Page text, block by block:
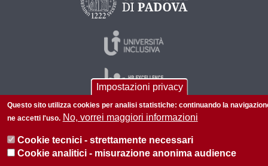
Impostazioni privacy
Questo sito utilizza cookies per analisi statistiche: continuando la
ne accetti l'uso. No, vorrei maggiori informazioni
Cookie tecnici - strettamente necessari
Cookie analitici - misurazione anonima audience